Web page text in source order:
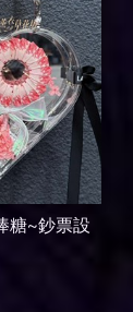
糖~鈔票設